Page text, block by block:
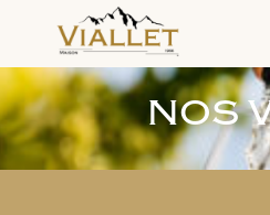
NOS